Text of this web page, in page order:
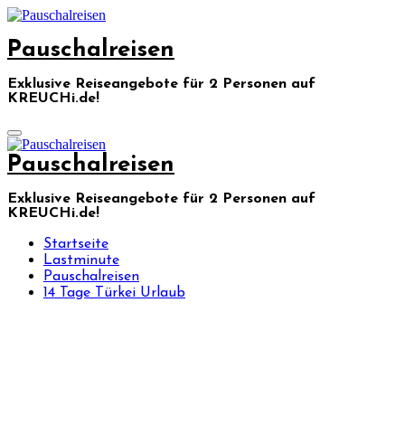
Skip
content
Pauschalreisen
Exklusive Reiseangebote für 2 Personen auf
KREUCHi.de!
Pauschalreisen
Exklusive Reiseangebote für 2 Personen auf
KREUCHi.de!
Startseite
Lastminute
Pauschalreisen
14 Tage Türkei Urlaub